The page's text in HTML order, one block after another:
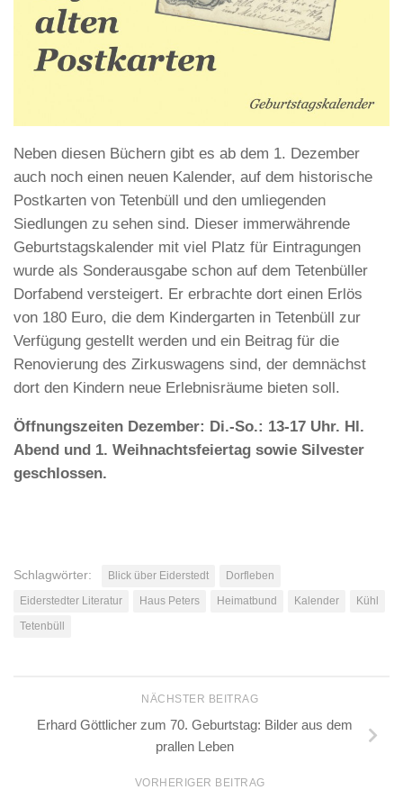
Neben diesen Büchern gibt es ab dem 1. Dezember
auch noch einen neuen Kalender, auf dem historische
Postkarten von Tetenbüll und den umliegenden
Siedlungen zu sehen sind. Dieser immerwährende
Geburtstagskalender mit viel Platz für Eintragungen
wurde als Sonderausgabe schon auf dem Tetenbüller
Dorfabend versteigert. Er erbrachte dort einen Erlös
von 180 Euro, die dem Kindergarten in Tetenbüll zur
Verfügung gestellt werden und ein Beitrag für die
Renovierung des Zirkuswagens sind, der demnächst
dort den Kindern neue Erlebnisräume bieten soll.
Öffnungszeiten Dezember: Di.-So.: 13-17 Uhr. Hl.
Abend und 1. Weihnachtsfeiertag sowie Silvester
geschlossen.
Schlagwörter: Blick über Eiderstedt
Dorfleben
Eiderstedter Literatur
Haus Peters Heimatbund Kalender
Kühl
Tetenbüll
NÄCHSTER BEITRAG
Erhard Göttlicher zum 70. Geburtstag: Bilder aus dem
prallen Leben
VORHERIGER BEITRAG